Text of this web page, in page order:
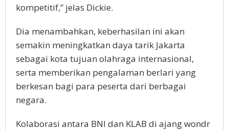
kompetitif,” jelas Dickie.
Dia menambahkan, keberhasilan ini akan
semakin meningkatkan daya tarik Jakarta
sebagai kota tujuan olahraga internasional,
serta memberikan pengalaman berlari yang
berkesan bagi para peserta dari berbagai
negara.
Kolaborasi antara BNI dan KLAB di ajang wondr